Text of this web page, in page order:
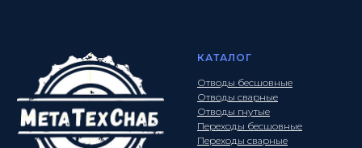
КАТАЛОГ
Отводы бесшовные
Отводы сварные
Отводы гнутые
Переходы бесшовные
Переходы сварные